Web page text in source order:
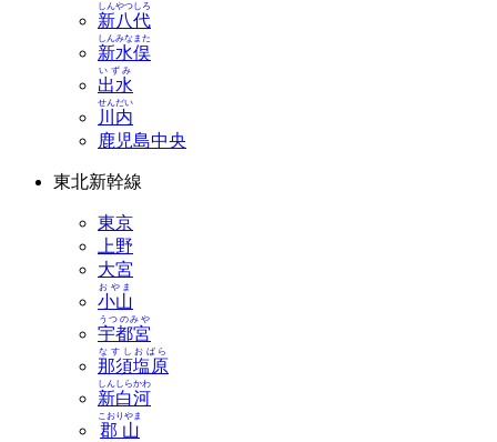
新八代
しんやつしろ
新水俣
しんみなまた
出水
いずみ
川内
せんだい
鹿児島中央
東北新幹線
東京
上野
大宮
小山
おやま
宇都宮
うつのみや
那須塩原
なすしおばら
新白河
しんしらかわ
郡山
こおりやま